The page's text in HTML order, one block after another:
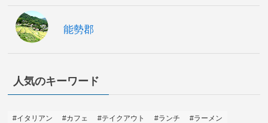
能勢郡
人気のキーワード
#イタリアン #カフェ #テイクアウト #ランチ
#ラーメン